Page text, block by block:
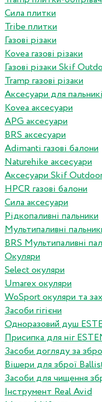
Сила плитки
Tribe плитки
Газові різаки
Kovea газові різаки
Газові різаки Skif
Tramp газові різаки
Аксесуари для
Kovea аксесуари
APG аксесуари
BRS аксесуари
Adimanti газові балони
Naturehike аксесуари
Аксесуари Skif
HPCR газові балони
Сила аксесуари
Рідкопаливні пальники
Мультипаливні
BRS Мультипаливні
Окуляри
Select окуляри
Umarex окуляри
WoSport окуляри та
Засоби гігієни
Одноразовий душ
Присипка для ніг
Засоби догляду за
Вішери для зброї
Засоби для чищення
Інструмент Real Avid